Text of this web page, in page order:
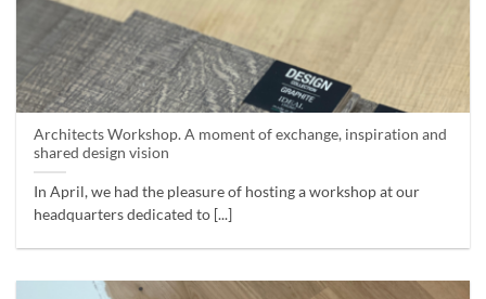
Architects Workshop. A moment of exchange, inspiration and
shared design vision
In April, we had the pleasure of hosting a workshop at our
headquarters dedicated to [...]